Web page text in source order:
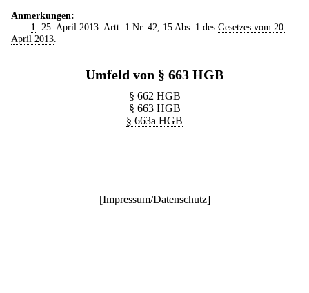
Anmerkungen:
1
. 25. April 2013: Artt. 1 Nr. 42, 15 Abs. 1 des Gesetzes vom 20.
April 2013
Umfeld von § 663 HGB
§ 662 HGB
§ 663 HGB
§ 663a HGB
[Impressum/Datenschutz]